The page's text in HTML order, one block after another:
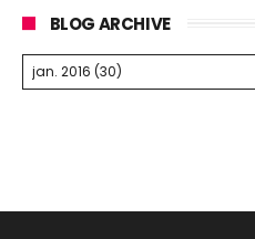
BLOG ARCHIVE